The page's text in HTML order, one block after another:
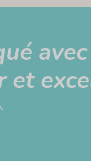
avec
et